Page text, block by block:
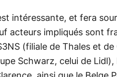
intéressante, et fera
acteurs impliqués sont
(filiale de Thales et de
Schwarz, celui de Lidl),